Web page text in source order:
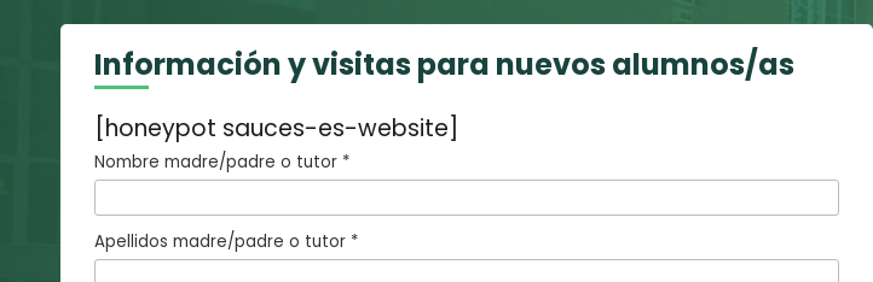
Información y visitas para nuevos alumnos/as
[honeypot sauces-es-website]
Nombre madre/padre o tutor *
Apellidos madre/padre o tutor *